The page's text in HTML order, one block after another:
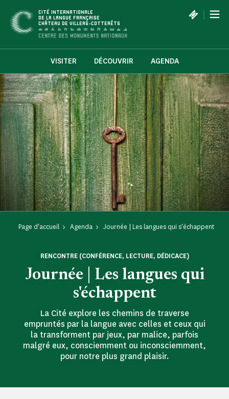
CITÉ INTERNATIONALE
DE LA LANGUE FRANÇAISE
CHÂTEAU DE VILLERS-COTTERÊTS
|
VISITER DÉCOUVRIR AGENDA
Page d'accueil Agenda Journée | Les langues qui s'échappent
Journée | Les langues qui
s'échappent
RENCONTRE (CONFÉRENCE, LECTURE, DÉDICACE)
La Cité explore les chemins de traverse
empruntés par la langue avec celles et ceux qui
la transforment par jeux, par malice, parfois
malgré eux, consciemment ou inconsciemment,
pour notre plus grand plaisir.